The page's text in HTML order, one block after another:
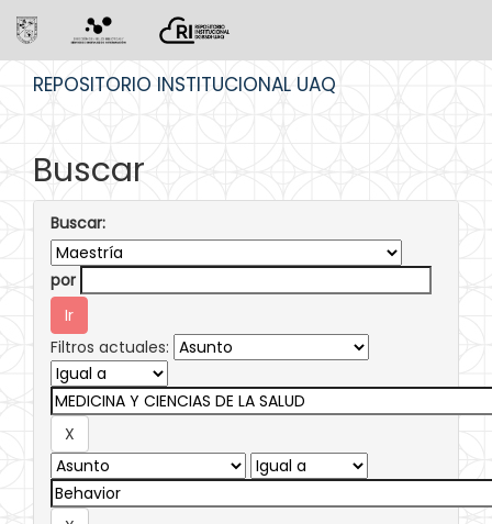
REPOSITORIO INSTITUCIONAL UAQ
Buscar
Buscar:
por
Filtros actuales: